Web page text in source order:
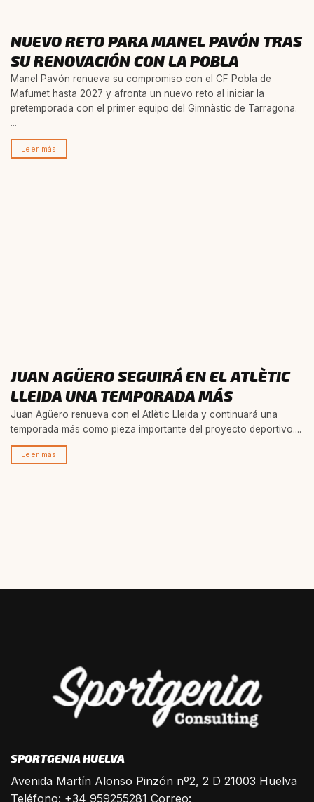
NUEVO RETO PARA MANEL PAVÓN TRAS
SU RENOVACIÓN CON LA POBLA
Manel Pavón renueva su compromiso con el CF Pobla de
Mafumet hasta 2027 y afronta un nuevo reto al iniciar la
pretemporada con el primer equipo del Gimnàstic de Tarragona.
...
Leer más
JUAN AGÜERO SEGUIRÁ EN EL ATLÈTIC
LLEIDA UNA TEMPORADA MÁS
Juan Agüero renueva con el Atlètic Lleida y continuará una
temporada más como pieza importante del proyecto deportivo....
Leer más
SPORTGENIA HUELVA
Avenida Martín Alonso Pinzón nº2, 2 D 21003 Huelva
Teléfono: +34 959255281 Correo: